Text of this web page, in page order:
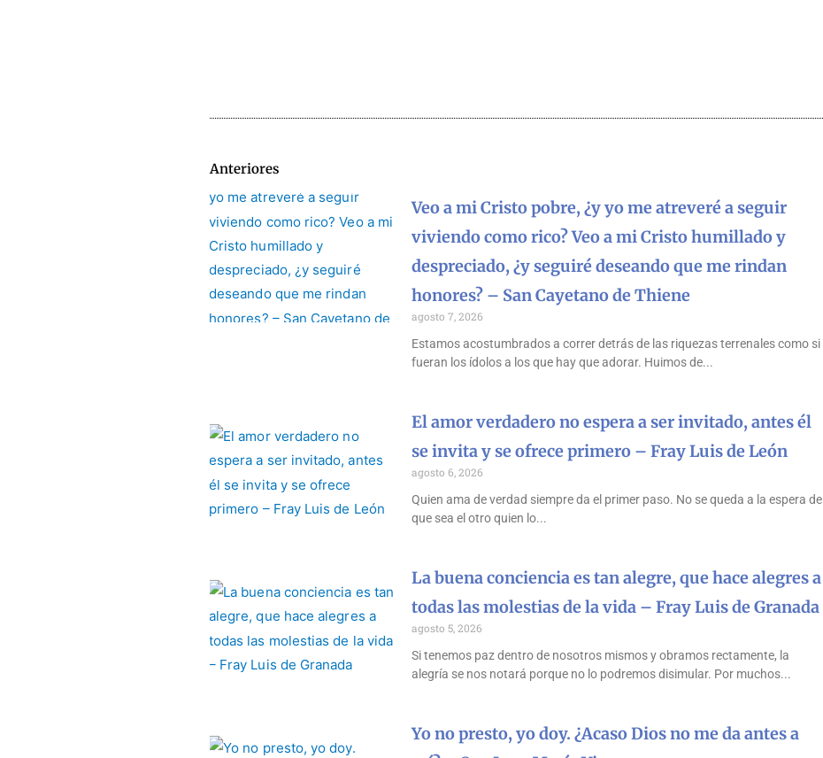
Anteriores
Veo a mi Cristo pobre, ¿y yo me atreveré a seguir
viviendo como rico? Veo a mi Cristo humillado y
despreciado, ¿y seguiré deseando que me rindan
honores? – San Cayetano de Thiene
agosto 7, 2026
Estamos acostumbrados a correr detrás de las riquezas terrenales como si
fueran los ídolos a los que hay que adorar. Huimos de
El amor verdadero no espera a ser invitado, antes él
se invita y se ofrece primero – Fray Luis de León
agosto 6, 2026
Quien ama de verdad siempre da el primer paso. No se queda a la espera de
que sea el otro quien lo
La buena conciencia es tan alegre, que hace alegres a
todas las molestias de la vida – Fray Luis de Granada
agosto 5, 2026
Si tenemos paz dentro de nosotros mismos y obramos rectamente, la
alegría se nos notará porque no lo podremos disimular. Por muchos
Yo no presto, yo doy. ¿Acaso Dios no me da antes a